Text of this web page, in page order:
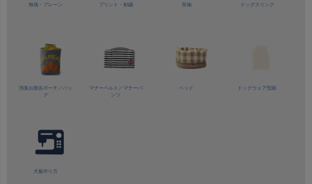
無地・プレーン プリント・刺繍 長袖 ドッグスリング
消臭お散歩ポーチ／バッ
グ
マナーベルト／ マナーパ
ンツ
ベッド ドッグウェア型紙
犬服作り方